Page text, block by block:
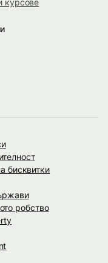
бисквитки
робство